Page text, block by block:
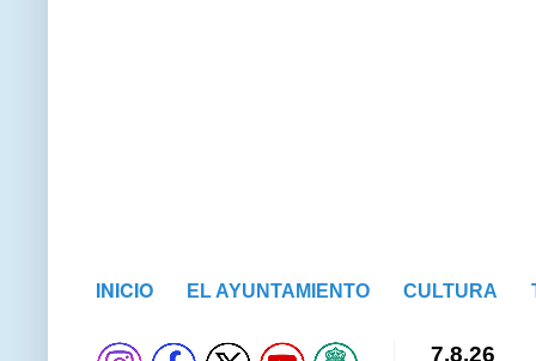
INICIO EL AYUNTAMIENTO CULTURA
7.8.26